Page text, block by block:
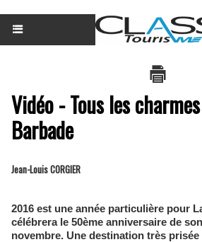
Vidéo - Tous les
Barbade
Jean-Louis CORGIER
2016 est une année particulière pour
célébrera le 50ème anniversaire de
novembre. Une destination très